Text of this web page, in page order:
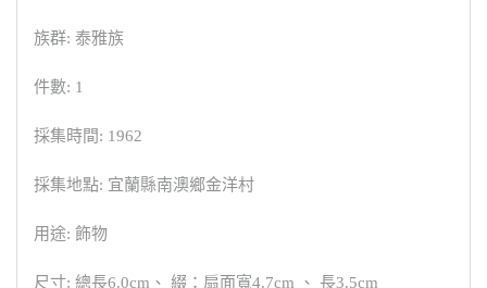
族群: 泰雅族
件數: 1
採集時間: 1962
採集地點: 宜蘭縣南澳鄉金洋村
用途: 飾物
尺寸: 總長6.0cm、 綴：扇面寬4.7cm 、 長3.5cm